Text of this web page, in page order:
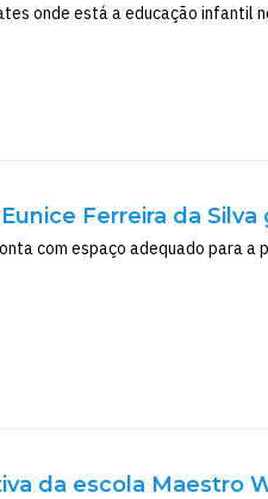
onde está a educação infantil
Ferreira da
com espaço adequado para
da escola Maestro